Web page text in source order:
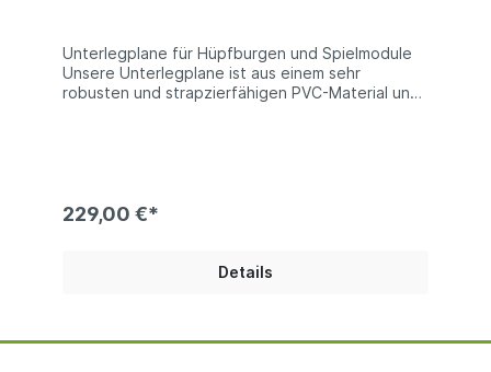
Unterlegplane für Hüpfburgen und Spielmodule
Unsere Unterlegplane ist aus einem sehr
robusten und strapzierfähigen PVC-Material und
den Produktfotos handelt es sich um Beispiel, die
Farben der gelieferten Ware können abweichen.
229,00 €*
Details